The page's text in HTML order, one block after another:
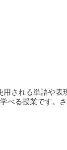
される単語や
べる授業です。